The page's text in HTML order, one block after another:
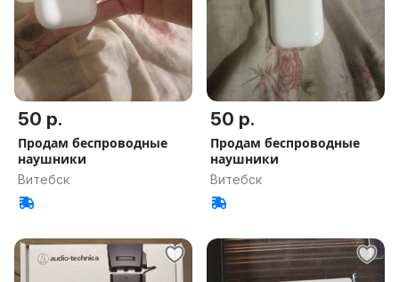
50 р.
Продам беспроводные
наушники
Витебск
50 р.
Продам беспроводные
наушники
Витебск